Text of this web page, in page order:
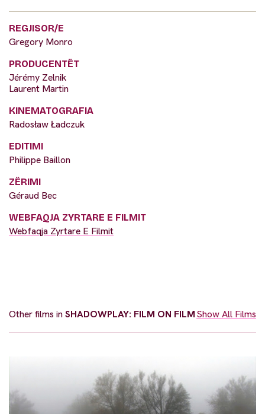
REGJISOR/E
Gregory Monro
PRODUCENTËT
Jérémy Zelnik
Laurent Martin
KINEMATOGRAFIA
Radosław Ładczuk
EDITIMI
Philippe Baillon
ZËRIMI
Géraud Bec
WEBFAQJA ZYRTARE E FILMIT
Webfaqja Zyrtare E Filmit
Other films inSHADOWPLAY: FILM ON FILMShow All Films